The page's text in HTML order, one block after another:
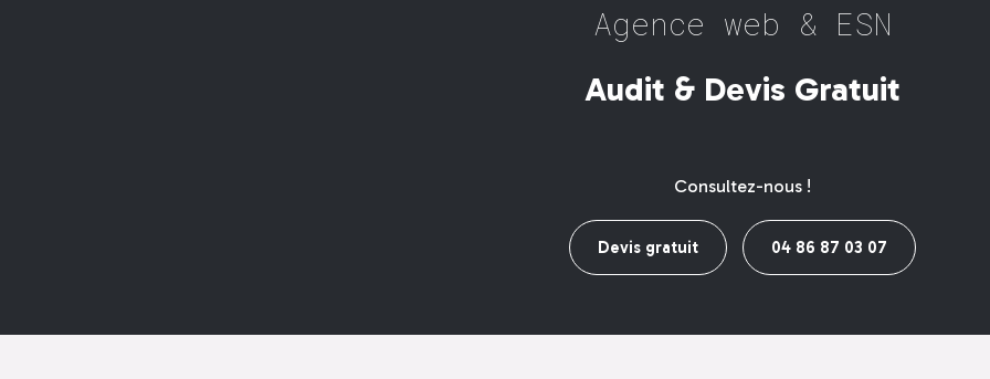
gan_?_e_ _\E _/___*
Audit & Devis Gratuit
Consultez-nous !
Devis gratuit 04 86 87 03 07